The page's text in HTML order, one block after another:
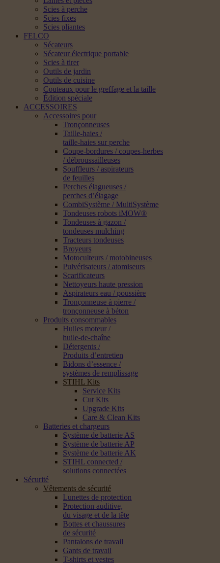
Scies à perche
Scies fixes
Scies pliantes
FELCO
Sécateurs
Sécateur électrique portable
Scies à tirer
Outils de jardin
Outils de cuisine
Couteaux pour le greffage et la taille
Édition spéciale
ACCESSOIRES
Accessoires pour
Tronçonneuses
Taille-haies /
taille-haies sur perche
Coupe-bordures / coupes-herbes
/ débroussailleuses
Souffleurs / aspirateurs
de feuilles
Perches élagueuses /
perches d’élagage
CombiSystème / MultiSystème
Tondeuses robots iMOW®
Tondeuses à gazon /
tondeuses mulching
Tracteurs tondeuses
Broyeurs
Motoculteurs / motobineuses
Pulvérisateurs / atomiseurs
Scarificateurs
Nettoyeurs haute pression
Aspirateurs eau / poussière
Tronçonneuse à pierre /
tronçonneuse à béton
Produits consommables
Huiles moteur /
huile-de-chaîne
Détergents /
Produits d’entretien
Bidons d’essence /
systèmes de remplissage
STIHL Kits
Service Kits
Cut Kits
Upgrade Kits
Care & Clean Kits
Batteries et chargeurs
Système de batterie AS
Système de batterie AP
Système de batterie AK
STIHL connected /
solutions connectées
Sécurité
Vêtements de sécurité
Lunettes de protection
Protection auditive,
du visage et de la tête
Bottes et chaussures
de sécurité
Pantalons de travail
Gants de travail
T-shirts et vestes